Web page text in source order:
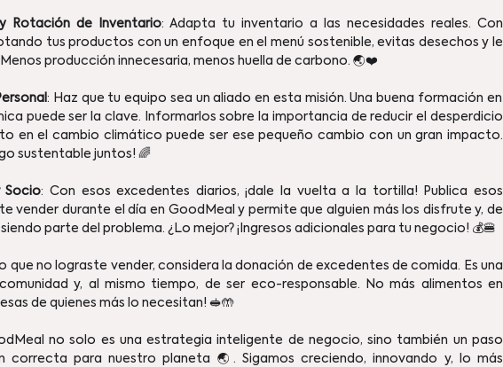
Rotación de Inventario: Adapta tu inventario a las necesidades reales. Con
tus productos con un enfoque en el menú sostenible, evitas desechos y le
producción innecesaria, menos huella de carbono. 🌏❤️
: Haz que tu equipo sea un aliado en esta misión. Una buena formación en
puede ser la clave. Informarlos sobre la importancia de reducir el desperdicio
en el cambio climático puede ser ese pequeño cambio con un gran impacto.
sustentable juntos! 🌈
Socio: Con esos excedentes diarios, ¡dale la vuelta a la tortilla! Publica esos
vender durante el día en GoodMeal y permite que alguien más los disfrute y, de
parte del problema. ¿Lo mejor? ¡Ingresos adicionales para tu negocio! 💰🍔
que no lograste vender, considera la donación de excedentes de comida. Es una
y, al mismo tiempo, de ser eco-responsable. No más alimentos en
de quienes más lo necesitan! 🥪🤲
correcta para nuestro planeta 🌏. Sigamos creciendo, innovando y, lo más